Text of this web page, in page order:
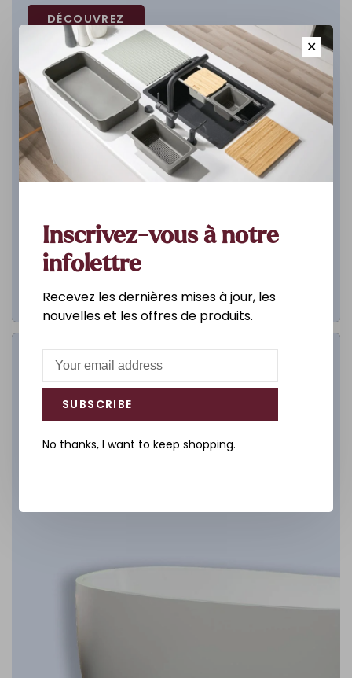
DÉCOUVREZ
Salle de bain
DÉCOUVREZ
✕
Inscrivez-vous à notre
infolettre
Recevez les dernières mises à jour, les
nouvelles et les offres de produits.
SUBSCRIBE
No thanks, I want to keep shopping.